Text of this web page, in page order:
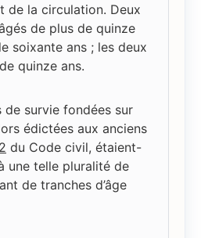
de la circulation. Deux
de plus de quinze
soixante ans ; les deux
quinze ans.
de survie fondées sur
édictées aux anciens
du Code civil, étaient-
une telle pluralité de
de tranches d’âge